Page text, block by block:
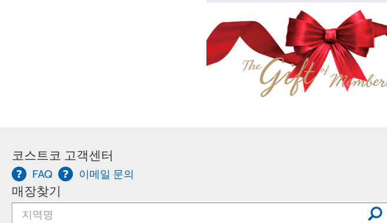
코스트코 고객센터
FAQ 이메일 문의
매장찾기